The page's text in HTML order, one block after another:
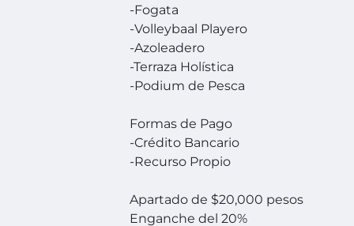
-Fogata
-Volleybaal Playero
-Azoleadero
-Terraza Holística
-Podium de Pesca
Formas de Pago
-Crédito Bancario
-Recurso Propio
Apartado de $20,000 pesos
Enganche del 20%